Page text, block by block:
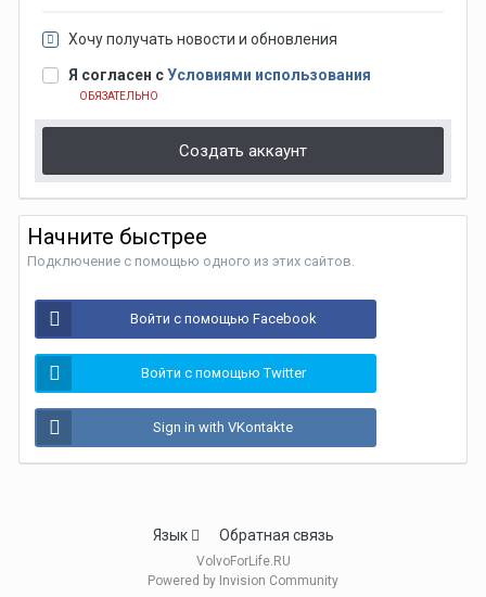
Хочу получать новости и обновления
Я согласен сУсловиями использования
ОБЯЗАТЕЛЬНО
Создать аккаунт
Начните быстрее
Подключение с помощью одного из этих сайтов.
Войти с помощью Facebook
Войти с помощью Twitter
Sign in with VKontakte
Язык Обратная связь
VolvoForLife.RU
Powered by Invision Community